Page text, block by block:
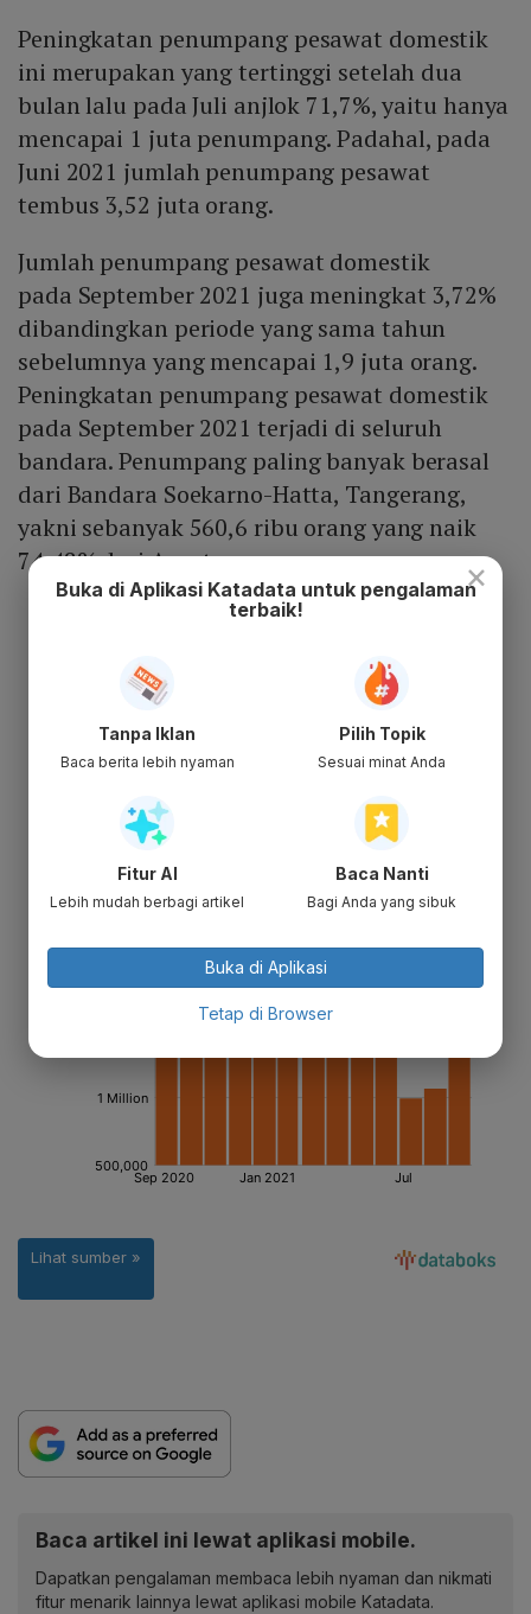
Peningkatan penumpang pesawat domestik
ini merupakan yang tertinggi setelah dua
bulan lalu pada Juli anjlok 71,7%, yaitu hanya
mencapai 1 juta penumpang. Padahal, pada
Juni 2021 jumlah penumpang pesawat
tembus 3,52 juta orang.
Jumlah penumpang pesawat domestik
pada September 2021 juga meningkat 3,72%
dibandingkan periode yang sama tahun
sebelumnya yang mencapai 1,9 juta orang.
Peningkatan penumpang pesawat domestik
pada September 2021 terjadi di seluruh
bandara. Penumpang paling banyak berasal
dari Bandara Soekarno-Hatta, Tangerang,
yakni sebanyak 560,6 ribu orang yang naik
74,48% dari Agustus.
Baca artikel ini lewat aplikasi mobile.
Dapatkan pengalaman membaca lebih nyaman dan nikmati
fitur menarik lainnya lewat aplikasi mobile Katadata.
×
Buka di Aplikasi Katadata untuk pengalaman
terbaik!
Tanpa Iklan
Baca berita lebih nyaman
Pilih Topik
Sesuai minat Anda
Fitur AI
Lebih mudah berbagi artikel
Baca Nanti
Bagi Anda yang sibuk
Buka di Aplikasi
Tetap di Browser